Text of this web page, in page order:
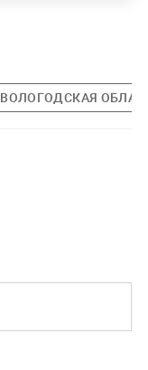
ВОЛОГОДСКАЯ